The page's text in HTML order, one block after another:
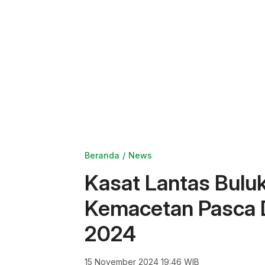
Beranda News
Kasat Lantas
Kemacetan Pasca
2024
15 November 2024 19:46 WIB